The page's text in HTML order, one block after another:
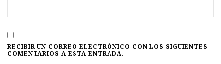
RECIBIR UN CORREO ELECTRÓNICO CON LOS SIGUIENTES
COMENTARIOS A ESTA ENTRADA.